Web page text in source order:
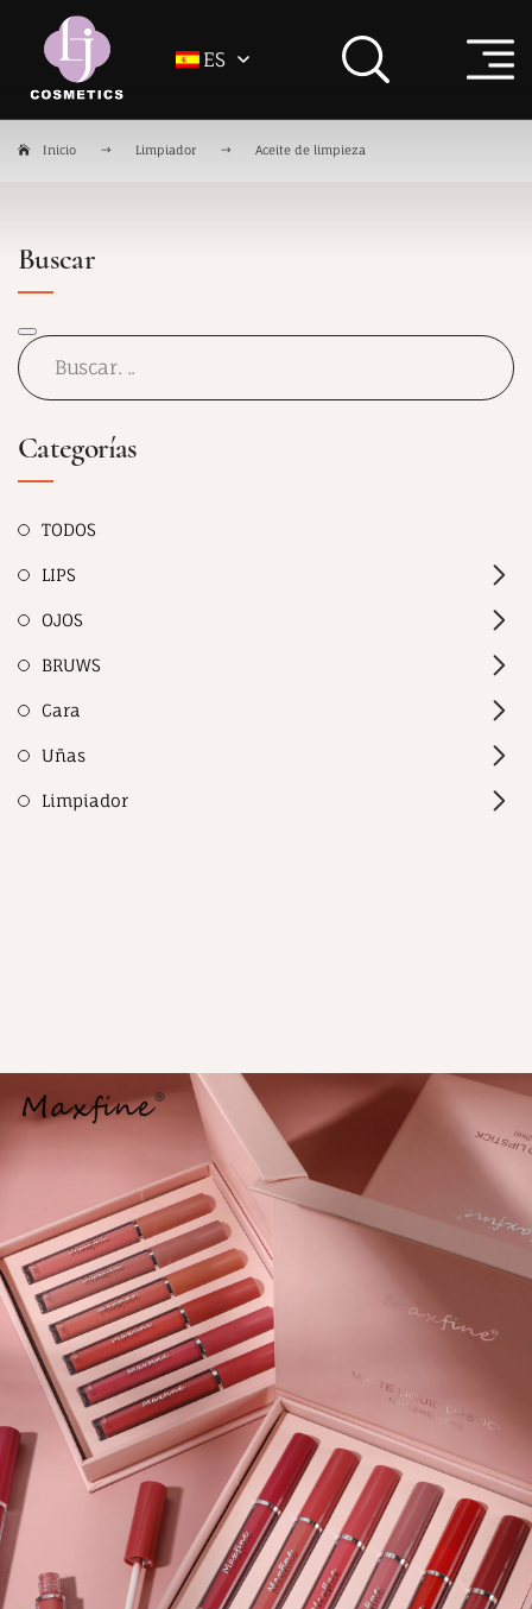
ES
Inicio Limpiador Aceite de limpieza
Buscar
Categorías
TODOS
LIPS
OJOS
BRUWS
Cara
Uñas
Limpiador